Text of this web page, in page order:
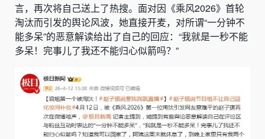
言，再次将自己送上了热搜。面对因《乘风2026》首轮
淘汰而引发的舆论风波，她直接开麦，对所谓“一分钟不
能多呆”的恶意解读给出了自己的回应：“我就是一秒不能
多呆！完事儿了我还不能归心似箭吗？”